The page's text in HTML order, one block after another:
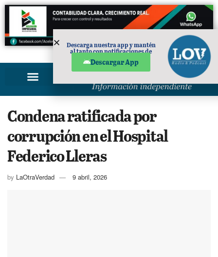
PUBLICIDAD
Condena ratificada por
corrupción en el Hospital
Federico Lleras
by LaOtraVerdad 9 abril, 2026
Descarga nuestra app y mantén
al tanto con notificaciones de
Descargar App